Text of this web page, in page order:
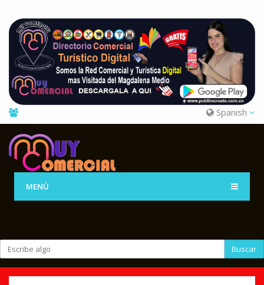
Spanish
MENÚ
Buscar